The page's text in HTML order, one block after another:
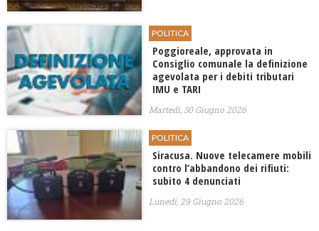
POLITICA
Poggioreale, approvata in
Consiglio comunale la definizione
agevolata per i debiti tributari
IMU e TARI
Martedì, 30 Giugno 2026
POLITICA
Siracusa. Nuove telecamere mobili
contro l’abbandono dei rifiuti:
subito 4 denunciati
Lunedì, 29 Giugno 2026